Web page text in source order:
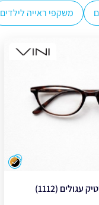
משקפי ראייה לילדים
(1112)
צבע